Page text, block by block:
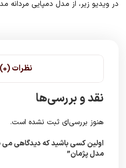
در ویدیو زیر، از مدل دمپایی مردانه
نظرات (0)
نقد و بررسی‌ها
هنوز بررسی‌ای ثبت نشده است.
اولین کسی باشید که دیدگاهی می
مدل پژمان”